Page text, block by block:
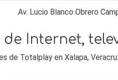
Av. Lucio Blanco Obrero
de Internet,
de Totalplay en Xalapa,